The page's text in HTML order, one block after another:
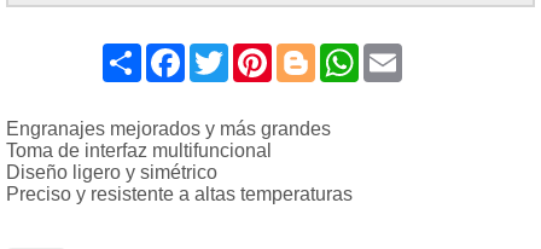
ShareFacebook
TwitterPinterest
BloggerWhatsApp
Engranajes mejorados y más grandes
Toma de interfaz multifuncional
Diseño ligero y simétrico
Preciso y resistente a altas temperaturas